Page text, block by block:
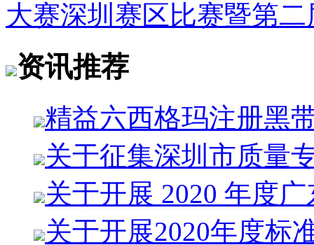
大赛深圳赛区比赛暨第
资讯推荐
精益六西格玛注册黑
关于征集深圳市质量
关于开展 2020 年度
关于开展2020年度标